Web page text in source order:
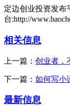
定边创业投资发布
台:http://
相关信息
上一篇： 创业者，
下一篇： 如何写小
最新信息